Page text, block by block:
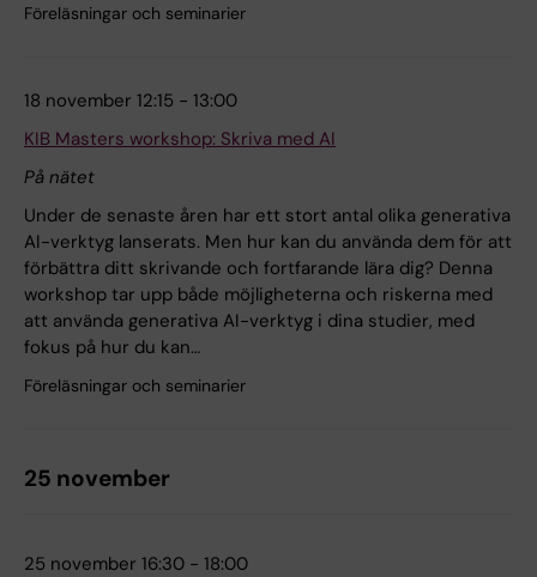
Föreläsningar och seminarier
18 november 12:15 - 13:00
KIB Masters workshop: Skriva med AI
På nätet
Under de senaste åren har ett stort antal olika generativa
AI-verktyg lanserats. Men hur kan du använda dem för att
förbättra ditt skrivande och fortfarande lära dig? Denna
workshop tar upp både möjligheterna och riskerna med
att använda generativa AI-verktyg i dina studier, med
fokus på hur du kan…
Föreläsningar och seminarier
25 november
25 november 16:30 - 18:00